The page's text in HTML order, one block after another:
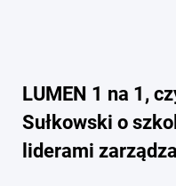
LUMEN 1 na 1,
Sułkowski o
liderami